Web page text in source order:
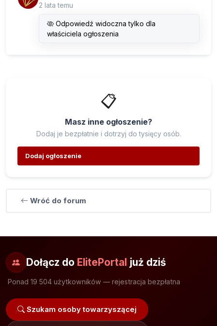
2 lata temu
Odpowiedź widoczna tylko dla
właściciela ogłoszenia
📋
Masz inne ogłoszenie?
Dodaj je bezpłatnie i dotrzyj do tysięcy osób.
Dodaj ogłoszenie
Wróć do forum
Dołącz do ElitePortal już dziś
Ponad 19 504 użytkowników — rejestracja bezpłatna
Szukam osoby towarzyszącej